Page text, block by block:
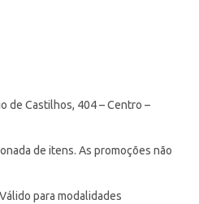
de Castilhos, 404 – Centro –
de itens. As promoções não
para modalidades